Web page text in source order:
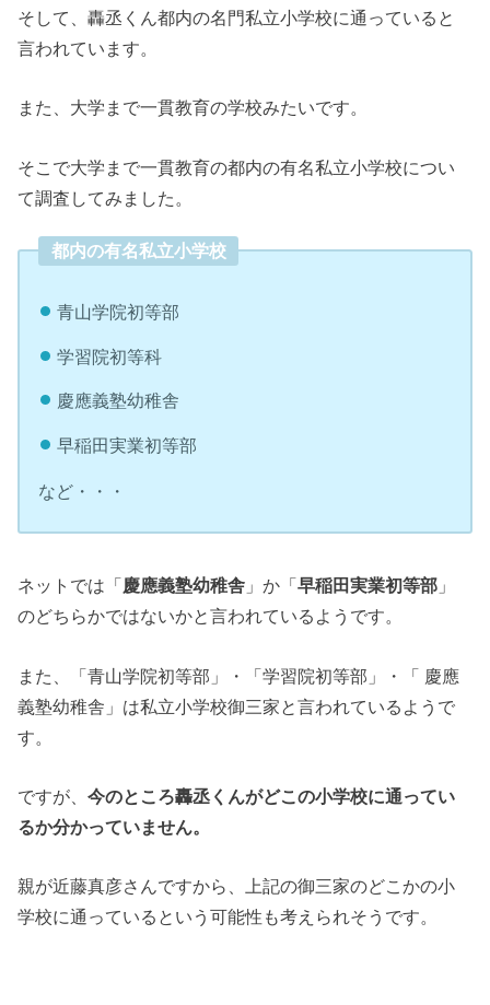
そして、轟丞くん都内の名門私立小学校に通っていると
言われています。
また、大学まで一貫教育の学校みたいです。
そこで大学まで一貫教育の都内の有名私立小学校につい
て調査してみました。
都内の有名私立小学校
青山学院初等部
学習院初等科
慶應義塾幼稚舎
早稲田実業初等部
など・・・
ネットでは「慶應義塾幼稚舎 」か「早稲田実業初等部 」
のどちらかではないかと言われているようです。
また、「青山学院初等部」・「学習院初等部」・「 慶應
義塾幼稚舎」は私立小学校御三家と言われているようで
す。
ですが、今のところ轟丞くんがどこの小学校に通ってい
るか分かっていません。
親が近藤真彦さんですから、上記の御三家のどこかの小
学校に通っているという可能性も考えられそうです。